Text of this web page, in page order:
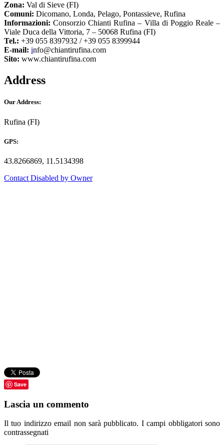
Zona: Val di Sieve (FI)
Comuni: Dicomano, Londa, Pelago, Pontassieve, Rufina
Informazioni: Consorzio Chianti Rufina – Villa di Poggio Reale –
Viale Duca della Vittoria, 7 – 50068 Rufina (FI)
Tel.: +39 055 8397932 / +39 055 8399944
E-mail: info@chiantirufina.com
Sito: www.chiantirufina.com
Address
Our Address:
Rufina (FI)
GPS:
43.8266869, 11.5134398
Contact Disabled by Owner
Save
Lascia un commento
Il tuo indirizzo email non sarà pubblicato. I campi obbligatori sono
contrassegnati